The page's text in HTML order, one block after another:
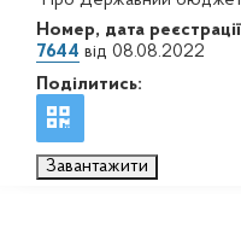
Номер, дата
7644 від 08.08.2022
Поділитись:
Завантажити